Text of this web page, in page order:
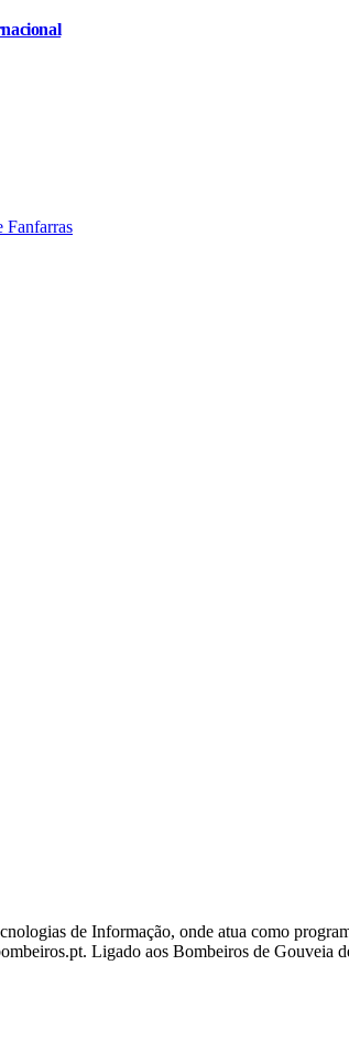
Fanfarras
de Informação, onde atua como
Ligado aos Bombeiros de Gouveia